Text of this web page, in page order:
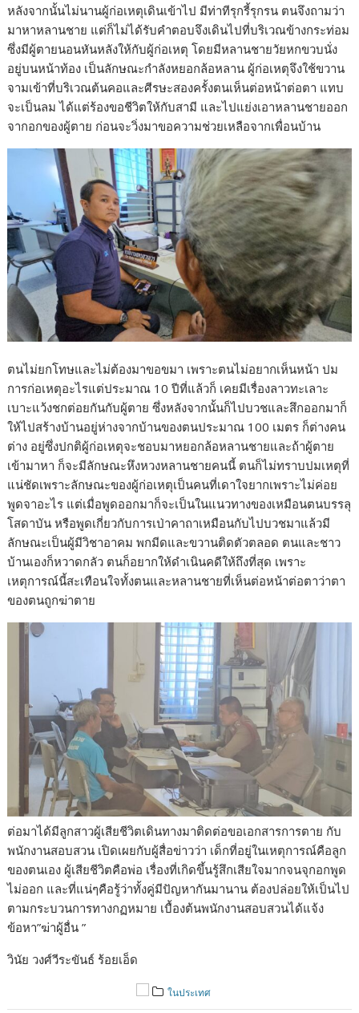
หลังจากนั้นไม่นานผู้ก่อเหตุเดินเข้าไป มีท่าทีรุกรี้รุกรน ตนจึงถามว่า
มาหาหลานชาย แต่ก็ไม่ได้รับคำตอบจึงเดินไปที่บริเวณข้างกระท่อม
ซึ่งมีผู้ตายนอนหันหลังให้กับผู้ก่อเหตุ โดยมีหลานชายวัยหกขวบนั่ง
อยู่บนหน้าท้อง เป็นลักษณะกำลังหยอกล้อหลาน ผู้ก่อเหตุจึงใช้ขวาน
จามเข้าที่บริเวณต้นคอและศีรษะสองครั้งตนเห็นต่อหน้าต่อตา แทบ
จะเป็นลม ได้แต่ร้องขอชีวิตให้กับสามี และไปแย่งเอาหลานชายออก
จากอกของผู้ตาย ก่อนจะวิ่งมาขอความช่วยเหลือจากเพื่อนบ้าน
ตนไม่ยกโทษและไม่ต้องมาขอขมา เพราะตนไม่อยากเห็นหน้า ปม
การก่อเหตุอะไรแต่ประมาณ 10 ปีที่แล้วก็ เคยมีเรื่องลาวทะเลาะ
เบาะแว้งชกต่อยกันกับผู้ตาย ซึ่งหลังจากนั้นก็ไปบวชและสึกออกมาก็
ให้ไปสร้างบ้านอยู่ห่างจากบ้านของตนประมาณ 100 เมตร ก็ต่างคน
ต่าง อยู่ซึ่งปกติผู้ก่อเหตุจะชอบมาหยอกล้อหลานชายและถ้าผู้ตาย
เข้ามาหา ก็จะมีลักษณะหึงหวงหลานชายคนนี้ ตนก็ไม่ทราบปมเหตุที่
แน่ชัดเพราะลักษณะของผู้ก่อเหตุเป็นคนที่เดาใจยากเพราะไม่ค่อย
พูดจาอะไร แต่เมื่อพูดออกมาก็จะเป็นในแนวทางของเหมือนตนบรรลุ
โสดาบัน หรือพูดเกี่ยวกับการเป่าคาถาเหมือนกับไปบวชมาแล้วมี
ลักษณะเป็นผู้มีวิชาอาคม พกมีดและขวานติดตัวตลอด ตนและชาว
บ้านเองก็หวาดกลัว ตนก็อยากให้ดำเนินคดีให้ถึงที่สุด เพราะ
เหตุการณ์นี้สะเทือนใจทั้งตนและหลานชายที่เห็นต่อหน้าต่อตาว่าตา
ของตนถูกฆ่าตาย
ต่อมาได้มีลูกสาวผู้เสียชีวิตเดินทางมาติดต่อขอเอกสารการตาย กับ
พนักงานสอบสวน เปิดเผยกับผู้สื่อข่าวว่า เด็กที่อยู่ในเหตุการณ์คือลูก
ของตนเอง ผู้เสียชีวิตคือพ่อ เรื่องที่เกิดขึ้นรู้สึกเสียใจมากจนจุกอกพูด
ไม่ออก และที่แน่ๆคือรู้ว่าทั้งคู่มีปัญหากันมานาน ต้องปล่อยให้เป็นไป
ตามกระบวนการทางกฏหมาย เบื้องต้นพนักงานสอบสวนได้แจ้ง
ข้อหา”ฆ่าผู้อื่น ”
วินัย วงศ์วีระขันธ์ ร้อยเอ็ด
ในประเทศ